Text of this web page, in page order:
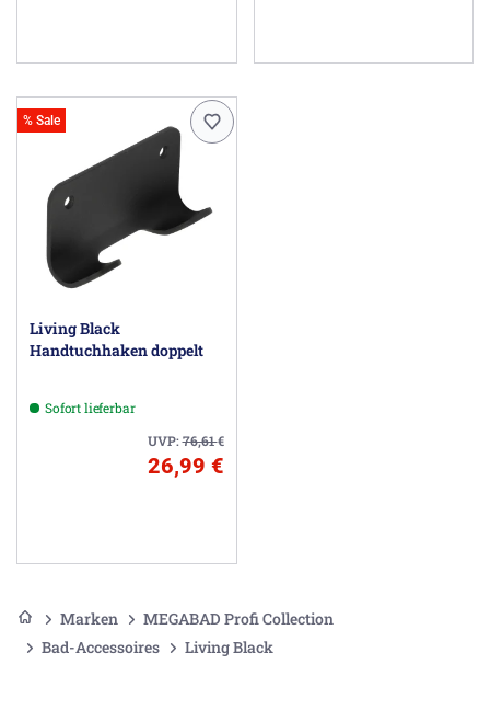
% Sale
Living Black
Handtuchhaken doppelt
Sofort lieferbar
UVP:76,61€
26,99 €
Marken
MEGABAD Profi Collection
Bad-Accessoires
Living Black